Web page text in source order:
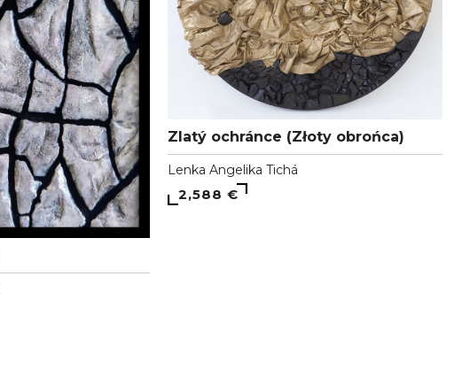
Zlatý ochránce (Złoty obrońca)
Lenka Angelika Tichá
2,588 €